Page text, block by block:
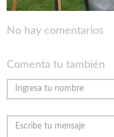
No hay comentarios
Comenta tu también